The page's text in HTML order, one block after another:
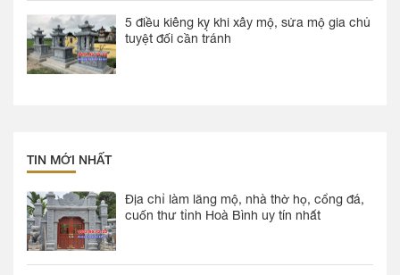
5 điều kiêng kỵ khi xây mộ, sửa mộ gia chủ
tuyệt đối cần tránh
TIN MỚI NHẤT
Địa chỉ làm lăng mộ, nhà thờ họ, cổng đá,
cuốn thư tỉnh Hoà Bình uy tín nhất